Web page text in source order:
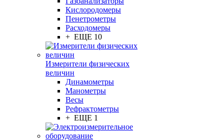
Кислородомеры
Пенетрометры
Расходомеры
+ ЕЩЕ 10
Измерители физических
величин
Динамометры
Манометры
Весы
Рефрактометры
+ ЕЩЕ 1